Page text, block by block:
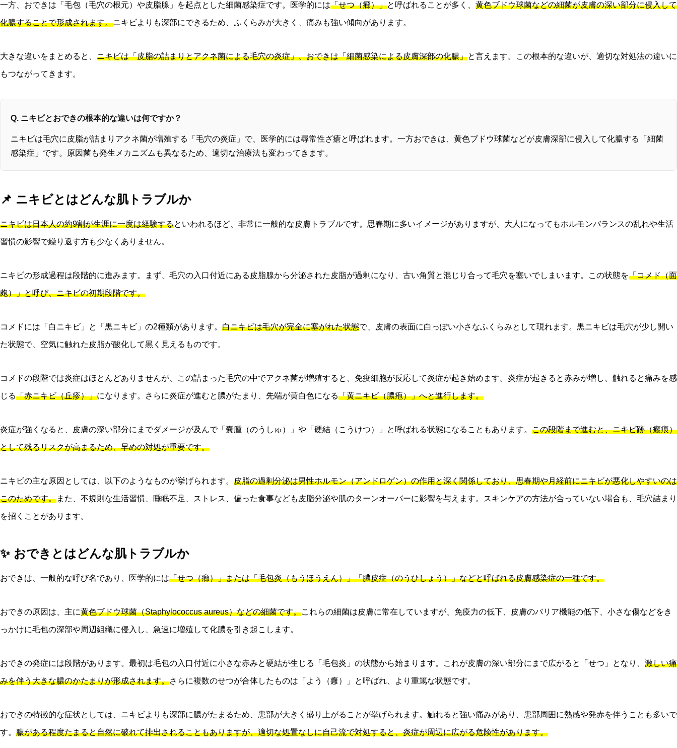
一方、おできは「毛包（毛穴の根元）や皮脂腺」を起点とした細菌感染症です。医学的には「せつ（癤）」と呼ばれることが多く、 黄色ブドウ球菌などの細菌が皮膚の深い部分に侵入して
化膿することで形成されます。ニキビよりも深部にできるため、ふくらみが大きく、痛みも強い傾向があります。
大きな違いをまとめると、 ニキビは「皮脂の詰まりとアクネ菌による毛穴の炎症」、おできは「細菌感染による皮膚深部の化膿」と言えます。この根本的な違いが、適切な対処法の違いに
もつながってきます。
Q. ニキビとおできの根本的な違いは何ですか？
ニキビは毛穴に皮脂が詰まりアクネ菌が増殖する「毛穴の炎症」で、医学的には尋常性ざ瘡と呼ばれます。一方おできは、黄色ブドウ球菌などが皮膚深部に侵入して化膿する「細菌
感染症」です。原因菌も発生メカニズムも異なるため、適切な治療法も変わってきます。
📌 ニキビとはどんな肌トラブルか
ニキビは日本人の約9割が生涯に一度は経験するといわれるほど、非常に一般的な皮膚トラブルです。思春期に多いイメージがありますが、大人になってもホルモンバランスの乱れや生活
習慣の影響で繰り返す方も少なくありません。
ニキビの形成過程は段階的に進みます。まず、毛穴の入口付近にある皮脂腺から分泌された皮脂が過剰になり、古い角質と混じり合って毛穴を塞いでしまいます。この状態を「コメド（面
皰）」と呼び、ニキビの初期段階です。
コメドには「白ニキビ」と「黒ニキビ」の2種類があります。 白ニキビは毛穴が完全に塞がれた状態で、皮膚の表面に白っぽい小さなふくらみとして現れます。黒ニキビは毛穴が少し開い
た状態で、空気に触れた皮脂が酸化して黒く見えるものです。
コメドの段階では炎症はほとんどありませんが、この詰まった毛穴の中でアクネ菌が増殖すると、免疫細胞が反応して炎症が起き始めます。炎症が起きると赤みが増し、触れると痛みを感
じる「赤ニキビ（丘疹）」になります。さらに炎症が進むと膿がたまり、先端が黄白色になる「黄ニキビ（膿疱）」へと進行します。
炎症が強くなると、皮膚の深い部分にまでダメージが及んで「嚢腫（のうしゅ）」や「硬結（こうけつ）」と呼ばれる状態になることもあります。 この段階まで進むと、ニキビ跡（瘢痕）
として残るリスクが高まるため、早めの対処が重要です。
ニキビの主な原因としては、以下のようなものが挙げられます。 皮脂の過剰分泌は男性ホルモン（アンドロゲン）の作用と深く関係しており、思春期や月経前にニキビが悪化しやすいのは
このためです。また、不規則な生活習慣、睡眠不足、ストレス、偏った食事なども皮脂分泌や肌のターンオーバーに影響を与えます。スキンケアの方法が合っていない場合も、毛穴詰まり
を招くことがあります。
✨ おできとはどんな肌トラブルか
おできは、一般的な呼び名であり、医学的には「せつ（癤）」または「毛包炎（もうほうえん）」「膿皮症（のうひしょう）」などと呼ばれる皮膚感染症の一種です。
おできの原因は、主に黄色ブドウ球菌（Staphylococcus aureus）などの細菌です。これらの細菌は皮膚に常在していますが、免疫力の低下、皮膚のバリア機能の低下、小さな傷などをき
っかけに毛包の深部や周辺組織に侵入し、急速に増殖して化膿を引き起こします。
おできの発症には段階があります。最初は毛包の入口付近に小さな赤みと硬結が生じる「毛包炎」の状態から始まります。これが皮膚の深い部分にまで広がると「せつ」となり、 激しい痛
みを伴う大きな膿のかたまりが形成されます。さらに複数のせつが合体したものは「よう（癰）」と呼ばれ、より重篤な状態です。
おできの特徴的な症状としては、ニキビよりも深部に膿がたまるため、患部が大きく盛り上がることが挙げられます。触れると強い痛みがあり、患部周囲に熱感や発赤を伴うことも多いで
す。 膿がある程度たまると自然に破れて排出されることもありますが、適切な処置なしに自己流で対処すると、炎症が周辺に広がる危険性があります。